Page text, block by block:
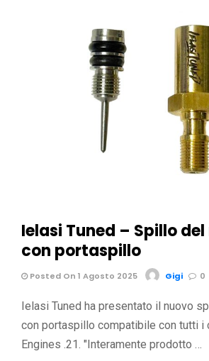
Ielasi Tuned – Spillo
con portaspillo
Posted On 1 Agosto 2025 Gigi 0
Ielasi Tuned ha presentato il nuovo
con portaspillo compatibile con tutti i
Engines .21. "Interamente prodotto …